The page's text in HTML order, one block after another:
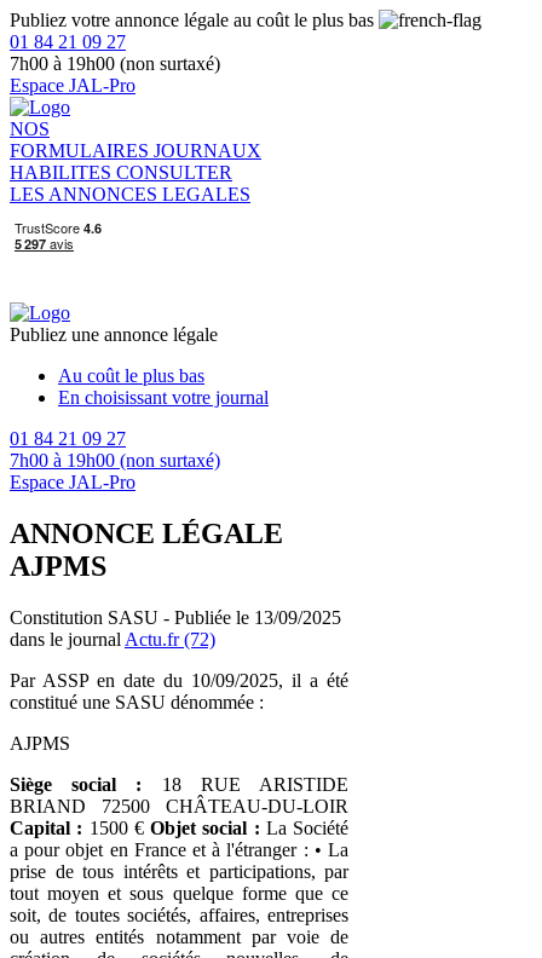
Publiez votre annonce légale au coût le plus bas
01 84 21 09 27
7h00 à 19h00 (non surtaxé)
Espace JAL-Pro
NOS
FORMULAIRES JOURNAUX
HABILITES CONSULTER
LES ANNONCES LEGALES
Publiez une annonce légale
Au coût le plus bas
En choisissant votre journal
01 84 21 09 27
7h00 à 19h00 (non surtaxé)
Espace JAL-Pro
ANNONCE LÉGALE
AJPMS
Constitution SASU - Publiée le 13/09/2025
dans le journal Actu.fr (72)
Par ASSP en date du 10/09/2025, il a été
constitué une SASU dénommée :
AJPMS
Siège social : 18 RUE ARISTIDE
BRIAND 72500 CHÂTEAU-DU-LOIR
Capital : 1500 € Objet social : La Société
a pour objet en France et à l'étranger : • La
prise de tous intérêts et participations, par
tout moyen et sous quelque forme que ce
soit, de toutes sociétés, affaires, entreprises
ou autres entités notamment par voie de